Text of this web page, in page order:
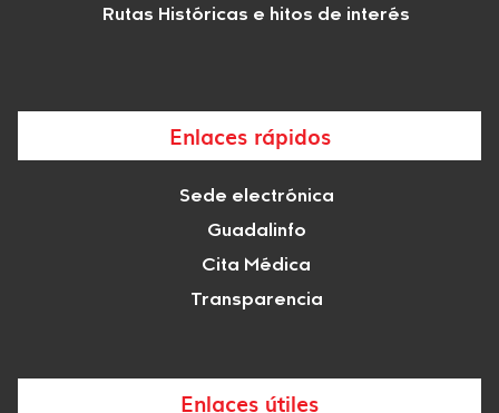
Rutas Históricas e hitos de interés
Enlaces rápidos
Sede electrónica
Guadalinfo
Cita Médica
Transparencia
Enlaces útiles